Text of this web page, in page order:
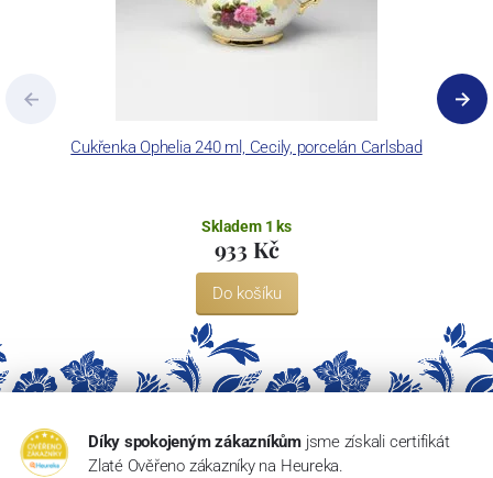
Cukřenka Ophelia 240 ml, Cecily, porcelán Carlsbad
Skladem 1 ks
933 Kč
Do košíku
Díky spokojeným zákazníkům jsme získali certifikát
Zlaté Ověřeno zákazníky na Heureka.